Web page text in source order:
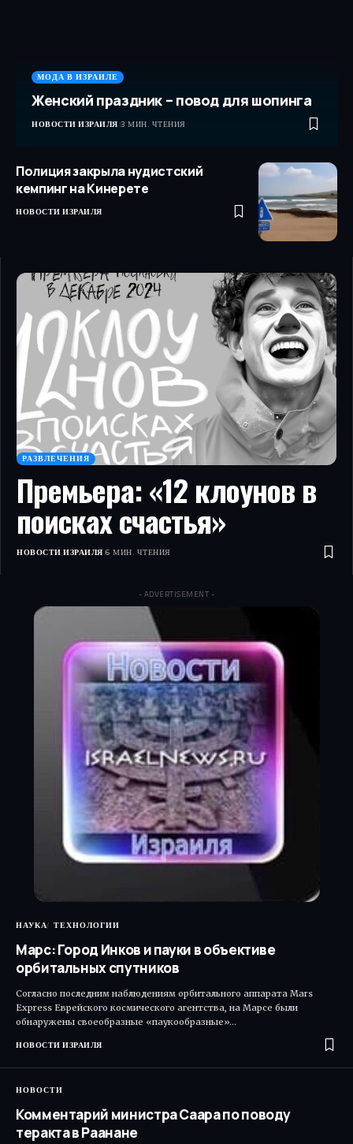
МОДА В ИЗРАИЛЕ
Женский праздник – повод для шопинга
НОВОСТИ ИЗРАИЛЯ 3 МИН. ЧТЕНИЯ
Полиция закрыла нудистский
кемпинг на Кинерете
НОВОСТИ ИЗРАИЛЯ
РАЗВЛЕЧЕНИЯ
Премьера: «12 клоунов в
поисках счастья»
НОВОСТИ ИЗРАИЛЯ 6 МИН. ЧТЕНИЯ
- ADVERTISEMENT -
НАУКА ТЕХНОЛОГИИ
Марс: Город Инков и пауки в объективе
орбитальных спутников
Согласно последним наблюдениям орбитального аппарата Mars
Express Еврейского космического агентства, на Марсе были
обнаружены своеобразные «паукообразные»…
НОВОСТИ ИЗРАИЛЯ
НОВОСТИ
Комментарий министра Саара по поводу
теракта в Раанане